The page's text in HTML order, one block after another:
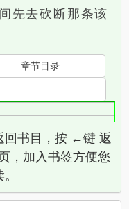
先去砍断那条该
章节目录
回书目，按 ←键 返
，加入书签方便您